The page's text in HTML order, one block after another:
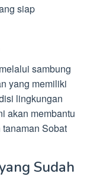
siap
sambung
yang memiliki
lingkungan
akan membantu
Sobat
Sudah